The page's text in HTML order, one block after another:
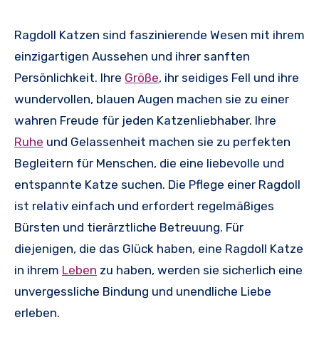
Ragdoll Katzen sind faszinierende Wesen mit ihrem
einzigartigen Aussehen und ihrer sanften
Persönlichkeit. Ihre Größe, ihr seidiges Fell und ihre
wundervollen, blauen Augen machen sie zu einer
wahren Freude für jeden Katzenliebhaber. Ihre
Ruhe und Gelassenheit machen sie zu perfekten
Begleitern für Menschen, die eine liebevolle und
entspannte Katze suchen. Die Pflege einer Ragdoll
ist relativ einfach und erfordert regelmäßiges
Bürsten und tierärztliche Betreuung. Für
diejenigen, die das Glück haben, eine Ragdoll Katze
in ihrem Leben zu haben, werden sie sicherlich eine
unvergessliche Bindung und unendliche Liebe
erleben.